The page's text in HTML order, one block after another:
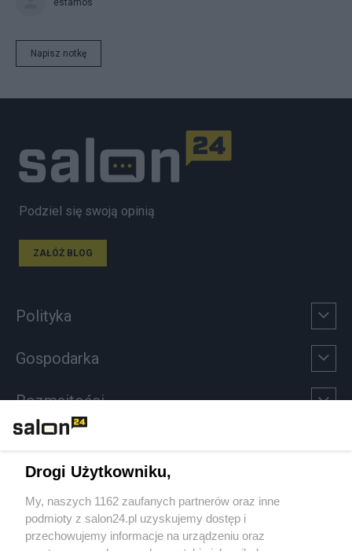
Napisz notkę
Podziel się swoją opinią
ZAŁÓŻ BLOG
Polityka
Gospodarka
Rozmaitości
Sport
Społeczeństwo
Drogi Użytkowniku,
My, naszych 1162 zaufanych partnerów oraz inne
podmioty z salon24.pl uzyskujemy dostęp i
przechowujemy informacje na urządzeniu oraz